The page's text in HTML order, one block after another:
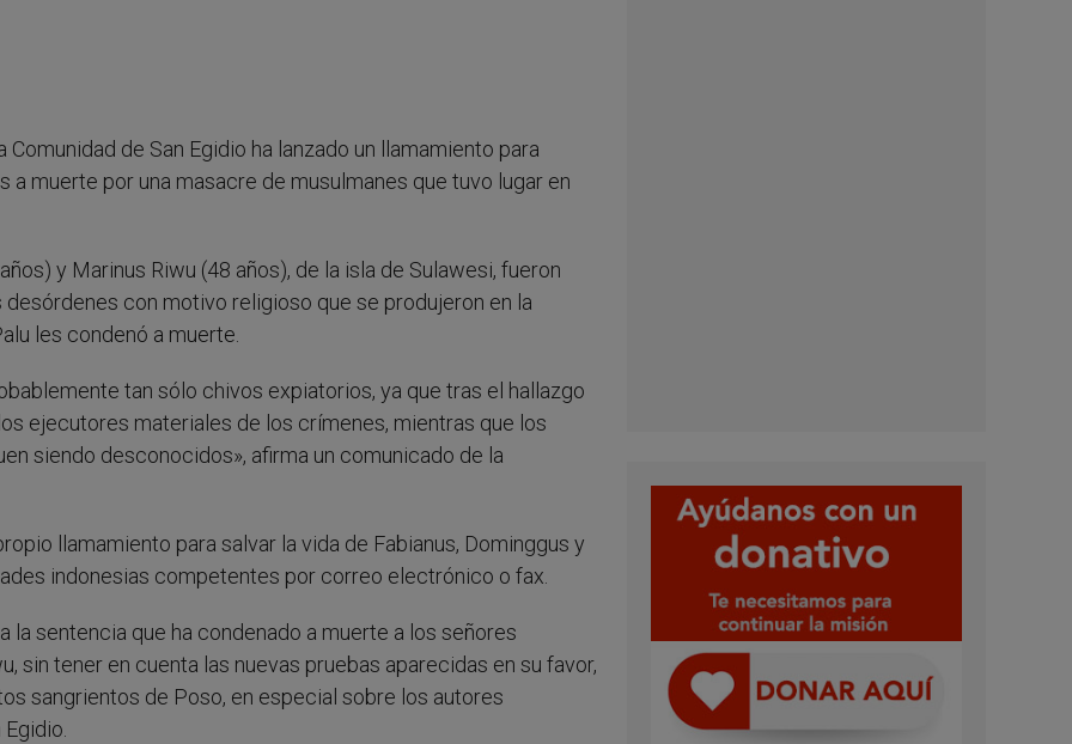
Comunidad de San Egidio ha lanzado un llamamiento para
muerte por una masacre de musulmanes que tuvo lugar en
y Marinus Riwu (48 años), de la isla de Sulawesi, fueron
con motivo religioso que se produjeron en la
les condenó a muerte.
tan sólo chivos expiatorios, ya que tras el hallazgo
ejecutores materiales de los crímenes, mientras que los
siendo desconocidos», afirma un comunicado de la
llamamiento para salvar la vida de Fabianus, Dominggus y
indonesias competentes por correo electrónico o fax.
sentencia que ha condenado a muerte a los señores
sin tener en cuenta las nuevas pruebas aparecidas en su favor,
sangrientos de Poso, en especial sobre los autores